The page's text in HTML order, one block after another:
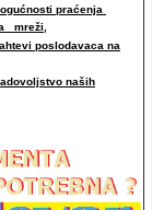
praćenja
mreži,
poslodavaca na
naših